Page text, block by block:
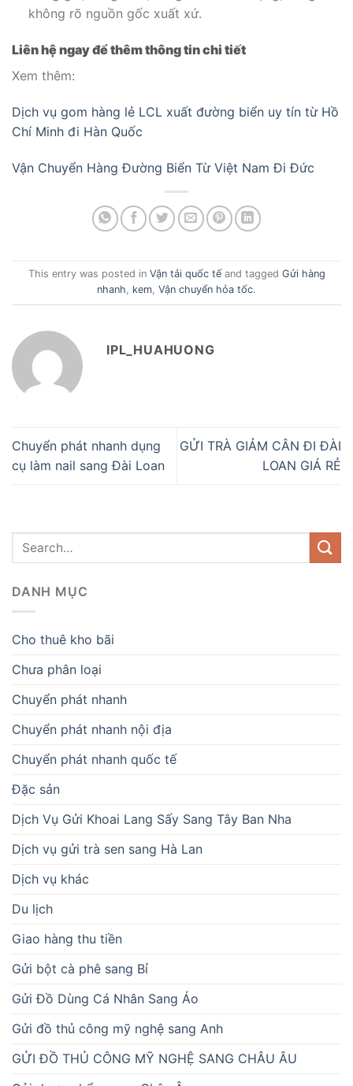
không rõ nguồn gốc xuất xứ.
Liên hệ ngay để thêm thông tin chi tiết
Xem thêm:
Dịch vụ gom hàng lẻ LCL xuất đường biển uy tín từ Hồ
Chí Minh đi Hàn Quốc
Vận Chuyển Hàng Đường Biển Từ Việt Nam Đi Đức
This entry was posted in Vận tải quốc tếand tagged Gửi hàng
nhanh, kem, Vận chuyển hỏa tốc.
IPL_HUAHUONG
Chuyển phát nhanh dụng
cụ làm nail sang Đài Loan
GỬI TRÀ GIẢM CÂN ĐI ĐÀI
LOAN GIÁ RẺ
DANH MỤC
Cho thuê kho bãi
Chưa phân loại
Chuyển phát nhanh
Chuyển phát nhanh nội địa
Chuyển phát nhanh quốc tế
Đặc sản
Dịch Vụ Gửi Khoai Lang Sấy Sang Tây Ban Nha
Dịch vụ gửi trà sen sang Hà Lan
Dịch vụ khác
Du lịch
Giao hàng thu tiền
Gửi bột cà phê sang Bỉ
Gửi Đồ Dùng Cá Nhân Sang Áo
Gửi đồ thủ công mỹ nghệ sang Anh
GỬI ĐỒ THỦ CÔNG MỸ NGHỆ SANG CHÂU ÂU